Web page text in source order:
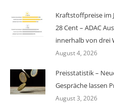
Kraftstoffpreise im
28 Cent – ADAC
innerhalb von drei
August 4, 2026
Preisstatistik –
Gespräche lassen
August 3, 2026